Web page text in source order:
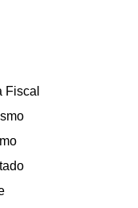
Fiscal